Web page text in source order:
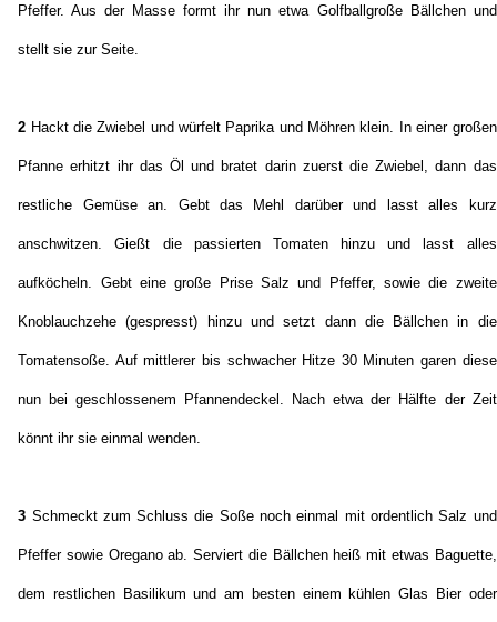
Pfeffer. Aus der Masse formt ihr nun etwa Golfballgroße Bällchen und
stellt sie zur Seite.
2 Hackt die Zwiebel und würfelt Paprika und Möhren klein. In einer großen
Pfanne erhitzt ihr das Öl und bratet darin zuerst die Zwiebel, dann das
restliche Gemüse an. Gebt das Mehl darüber und lasst alles kurz
anschwitzen. Gießt die passierten Tomaten hinzu und lasst alles
aufköcheln. Gebt eine große Prise Salz und Pfeffer, sowie die zweite
Knoblauchzehe (gespresst) hinzu und setzt dann die Bällchen in die
Tomatensoße. Auf mittlerer bis schwacher Hitze 30 Minuten garen diese
nun bei geschlossenem Pfannendeckel. Nach etwa der Hälfte der Zeit
könnt ihr sie einmal wenden.
3 Schmeckt zum Schluss die Soße noch einmal mit ordentlich Salz und
Pfeffer sowie Oregano ab. Serviert die Bällchen heiß mit etwas Baguette,
dem restlichen Basilikum und am besten einem kühlen Glas Bier oder